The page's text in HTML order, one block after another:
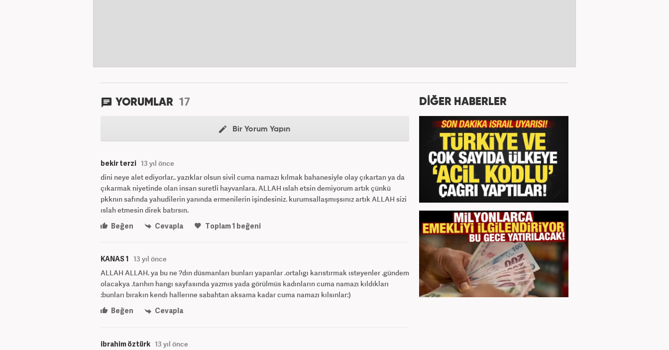
YORUMLAR 17
Bir Yorum Yapın
bekir terzi 13 yıl önce
dini neye alet ediyorlar.. yazıklar olsun sivil cuma namazı kılmak bahanesiyle olay çıkartan ya da
çıkarmak niyetinde olan insan suretli hayvanlara. ALLAH ıslah etsin demiyorum artık çünkü
pkknın safında yahudilerin yanında ermenilerin işindesiniz. kurumsallaşmışsınız artık ALLAH sizi
ıslah etmesin direk batırsın.
Beğen
Cevapla Toplam1 beğeni
KANAS 1 13 yıl önce
ALLAH ALLAH. ya bu ne ?dın düsmanları bunları yapanlar .ortalıgı karıstırmak ısteyenler .gündem
olacakya .tarıhın hangı sayfasında yazmıs yada görülmüs kadınların cuma namazı kıldıkları
:bunları bırakın kendı hallerıne sabahtan aksama kadar cuma namazı kılsınlar:)
Beğen
Cevapla
ibrahim öztürk 13 yıl önce
DİĞER HABERLER